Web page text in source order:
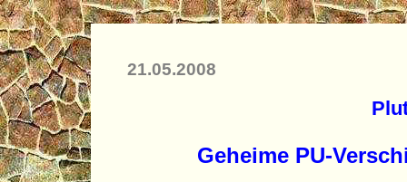
21.05.2008
Geheime PU-